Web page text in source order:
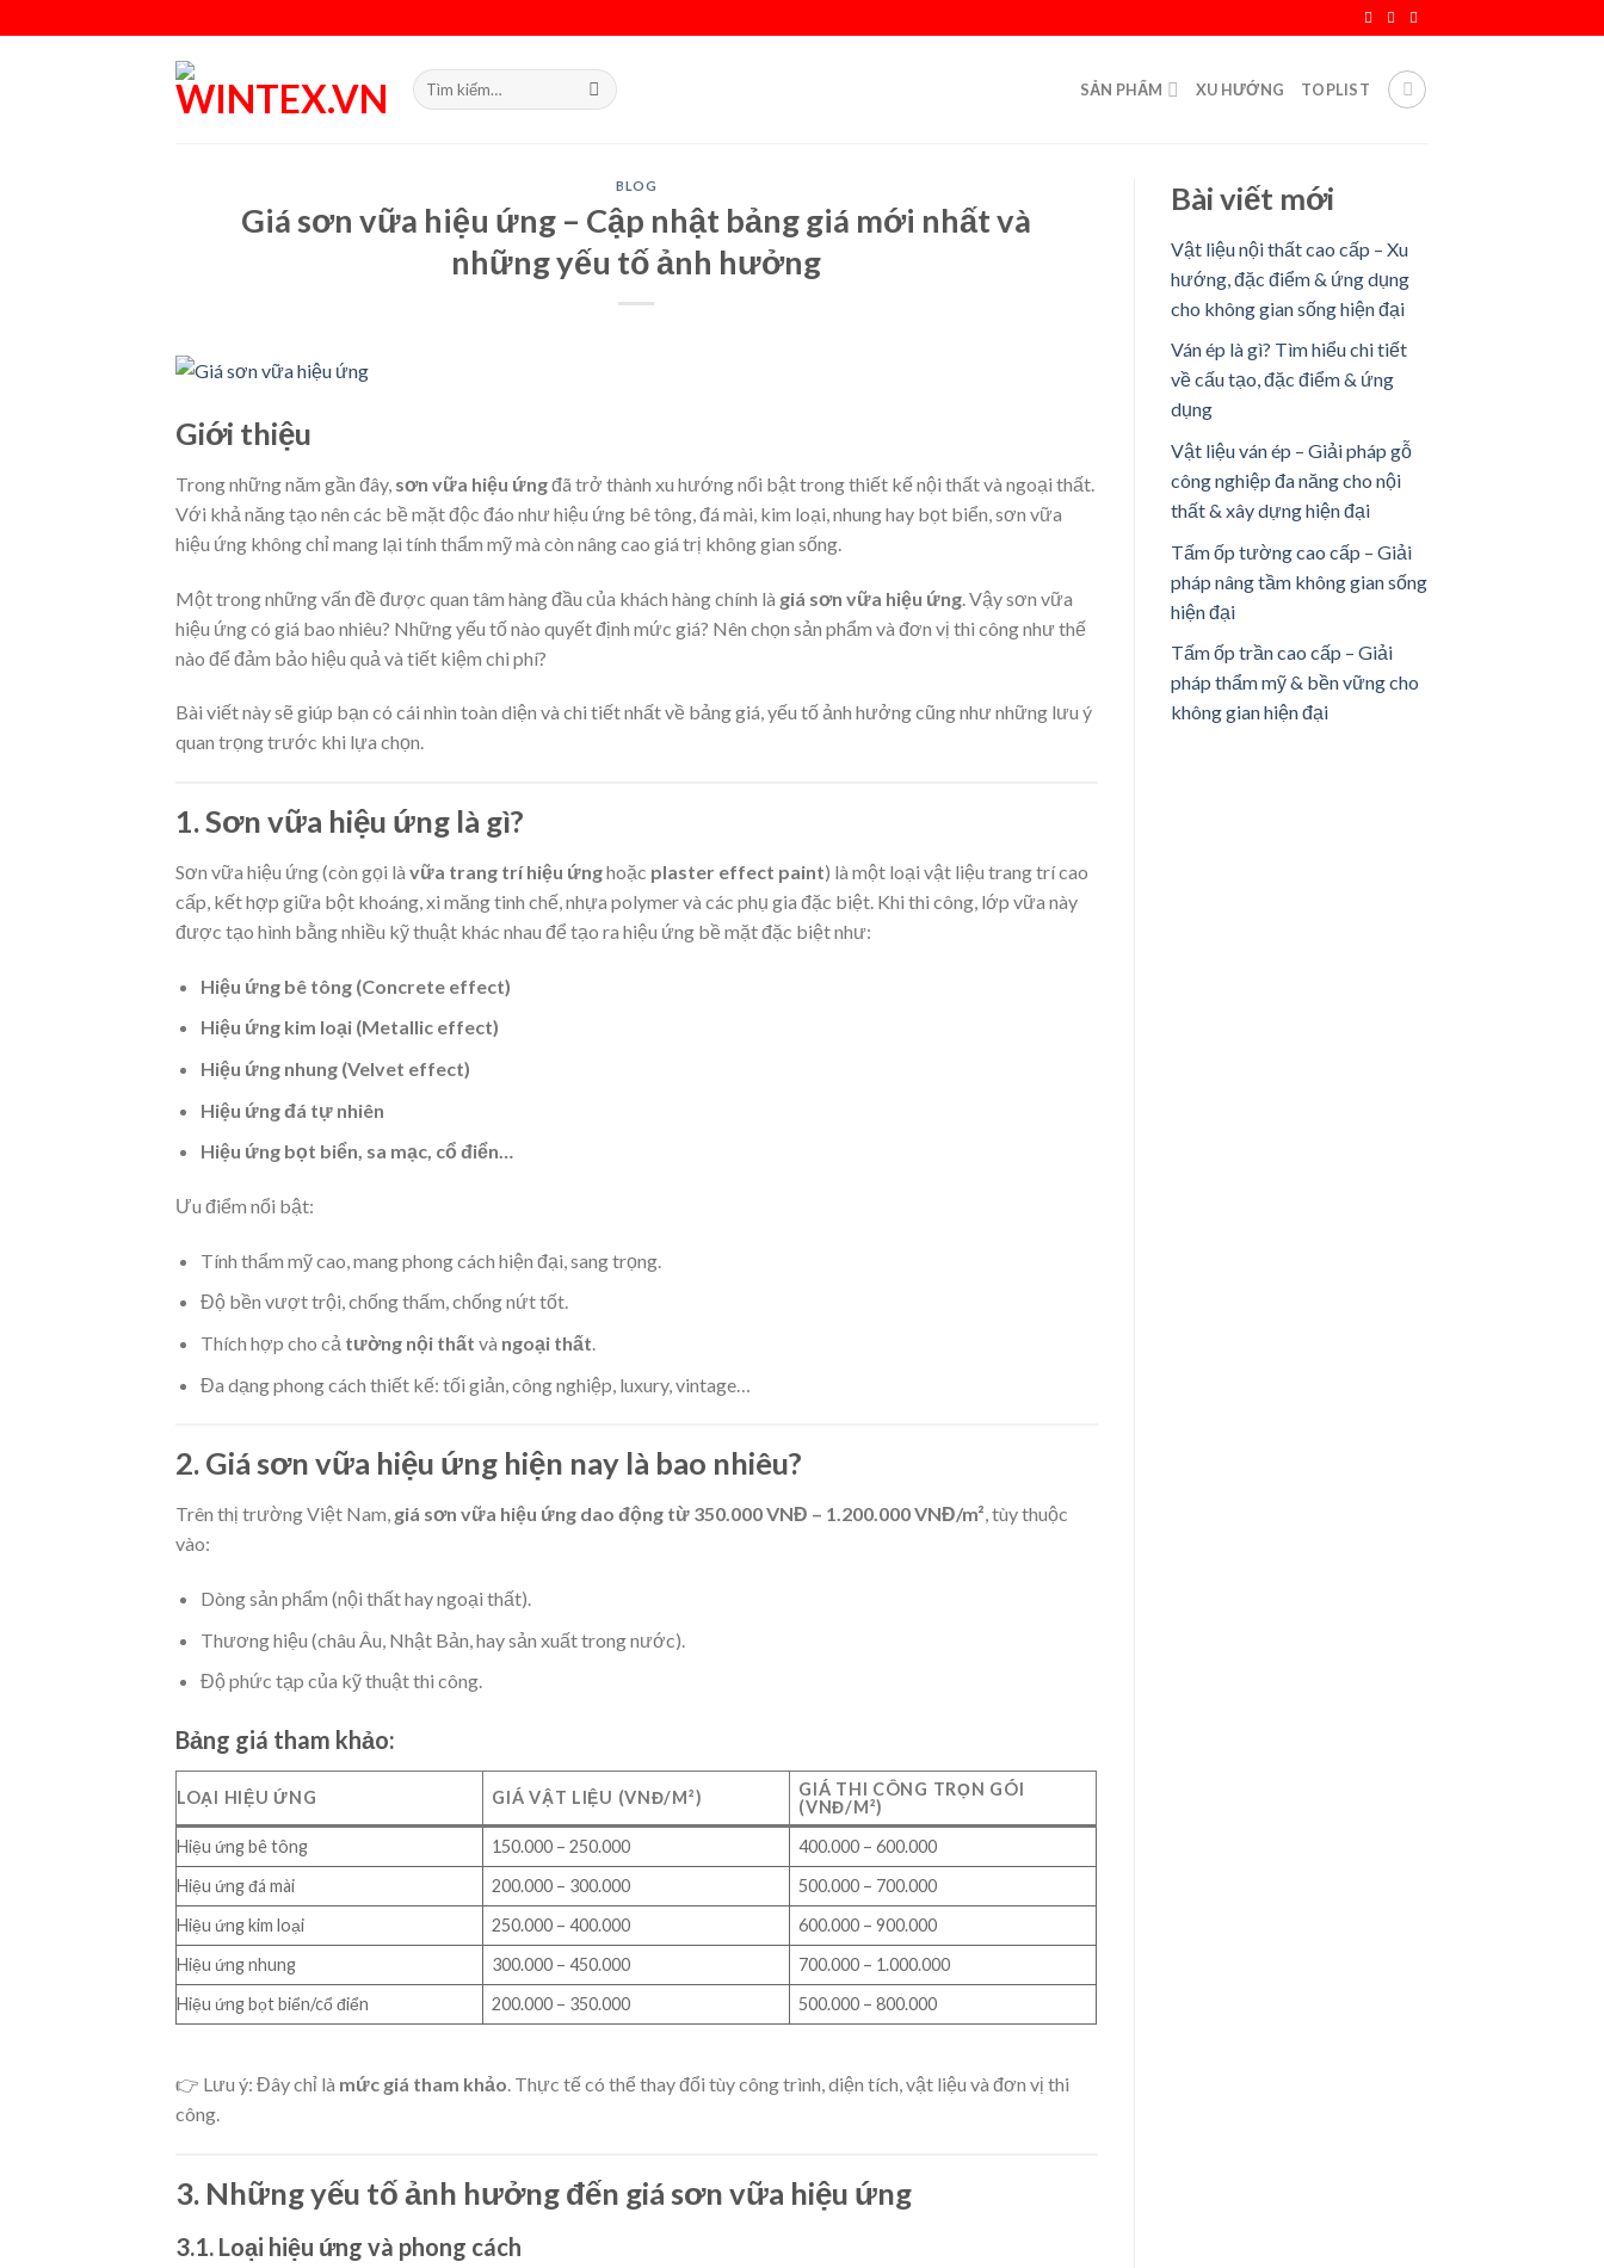
to
Tìm
kiếm:
SẢN PHẨM XU HƯỚNG TOPLIST
BLOG
Giá sơn vữa hiệu ứng – Cập nhật bảng giá mới nhất và
những yếu tố ảnh hưởng
Giới thiệu
Trong những năm gần đây, sơn vữa hiệu ứngđã trở thành xu hướng nổi bật trong thiết kế nội thất và ngoại thất.
Với khả năng tạo nên các bề mặt độc đáo như hiệu ứng bê tông, đá mài, kim loại, nhung hay bọt biển, sơn vữa
hiệu ứng không chỉ mang lại tính thẩm mỹ mà còn nâng cao giá trị không gian sống.
Một trong những vấn đề được quan tâm hàng đầu của khách hàng chính là giá sơn vữa hiệu ứng . Vậy sơn vữa
hiệu ứng có giá bao nhiêu? Những yếu tố nào quyết định mức giá? Nên chọn sản phẩm và đơn vị thi công như thế
nào để đảm bảo hiệu quả và tiết kiệm chi phí?
Bài viết này sẽ giúp bạn có cái nhìn toàn diện và chi tiết nhất về bảng giá, yếu tố ảnh hưởng cũng như những lưu ý
quan trọng trước khi lựa chọn.
1. Sơn vữa hiệu ứng là gì?
Sơn vữa hiệu ứng (còn gọi là vữa trang trí hiệu ứnghoặc plaster effect paint) là một loại vật liệu trang trí cao
cấp, kết hợp giữa bột khoáng, xi măng tinh chế, nhựa polymer và các phụ gia đặc biệt. Khi thi công, lớp vữa này
được tạo hình bằng nhiều kỹ thuật khác nhau để tạo ra hiệu ứng bề mặt đặc biệt như:
Hiệu ứng bê tông (Concrete effect)
Hiệu ứng kim loại (Metallic effect)
Hiệu ứng nhung (Velvet effect)
Hiệu ứng đá tự nhiên
Hiệu ứng bọt biển, sa mạc, cổ điển…
Ưu điểm nổi bật:
Tính thẩm mỹ cao, mang phong cách hiện đại, sang trọng.
Độ bền vượt trội, chống thấm, chống nứt tốt.
Thích hợp cho cả tường nội thất và ngoại thất.
Đa dạng phong cách thiết kế: tối giản, công nghiệp, luxury, vintage…
2. Giá sơn vữa hiệu ứng hiện nay là bao nhiêu?
Trên thị trường Việt Nam, giá sơn vữa hiệu ứng dao động từ 350.000 VNĐ – 1.200.000 VNĐ/m², tùy thuộc
vào:
Dòng sản phẩm (nội thất hay ngoại thất).
Thương hiệu (châu Âu, Nhật Bản, hay sản xuất trong nước).
Độ phức tạp của kỹ thuật thi công.
Bảng giá tham khảo:
LOẠI HIỆU ỨNG GIÁ VẬT LIỆU (VNĐ/M²)
GIÁ THI CÔNG TRỌN GÓI
(VNĐ/M²)
Hiệu ứng bê tông
150.000 – 250.000
400.000 – 600.000
Hiệu ứng đá mài
200.000 – 300.000
500.000 – 700.000
Hiệu ứng kim loại
250.000 – 400.000
600.000 – 900.000
Hiệu ứng nhung
300.000 – 450.000
700.000 – 1.000.000
Hiệu ứng bọt biển/cổ điển
200.000 – 350.000 500.000 – 800.000
👉 Lưu ý: Đây chỉ là mức giá tham khảo . Thực tế có thể thay đổi tùy công trình, diện tích, vật liệu và đơn vị thi
công.
3. Những yếu tố ảnh hưởng đến giá sơn vữa hiệu ứng
3.1. Loại hiệu ứng và phong cách
Bài viết mới
Vật liệu nội thất cao cấp – Xu
hướng, đặc điểm & ứng dụng
cho không gian sống hiện đại
Ván ép là gì? Tìm hiểu chi tiết
về cấu tạo, đặc điểm & ứng
dụng
Vật liệu ván ép – Giải pháp gỗ
công nghiệp đa năng cho nội
thất & xây dựng hiện đại
Tấm ốp tường cao cấp – Giải
pháp nâng tầm không gian sống
hiện đại
Tấm ốp trần cao cấp – Giải
pháp thẩm mỹ & bền vững cho
không gian hiện đại